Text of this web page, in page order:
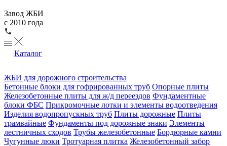
Завод ЖБИ
с 2010 года
Каталог
ЖБИ для дорожного строительства
Бетонные блоки для гофрированных труб Опорные плиты
Железобетонные плиты для ж/д переездов Фундаментные
блоки ФБС Прикромочные лотки и элементы водоотведения
Изделия водопропускных труб Плиты дорожные Плиты
трамвайные Фундаменты под дорожные знаки Элементы
лестничных сходов Трубы железобетонные Бордюрные камни
Чугунные люки Тротуарная плитка Железобетонный забор